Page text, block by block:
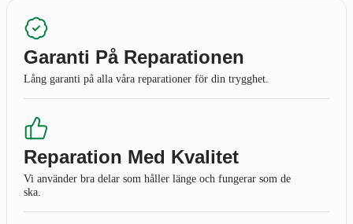
Garanti På Reparationen
Lång garanti på alla våra reparationer för din trygghet.
Reparation Med Kvalitet
Vi använder bra delar som håller länge och fungerar som de
ska.